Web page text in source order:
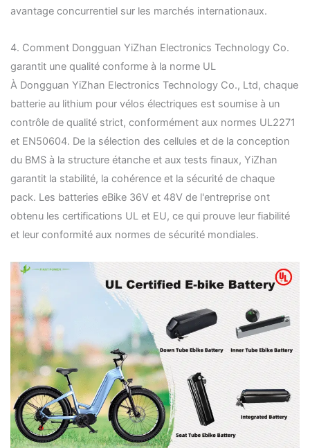
avantage concurrentiel sur les marchés internationaux.
4. Comment Dongguan YiZhan Electronics Technology Co.
garantit une qualité conforme à la norme UL
À Dongguan YiZhan Electronics Technology Co., Ltd, chaque
batterie au lithium pour vélos électriques est soumise à un
contrôle de qualité strict, conformément aux normes UL2271
et EN50604. De la sélection des cellules et de la conception
du BMS à la structure étanche et aux tests finaux, YiZhan
garantit la stabilité, la cohérence et la sécurité de chaque
pack. Les batteries eBike 36V et 48V de l'entreprise ont
obtenu les certifications UL et EU, ce qui prouve leur fiabilité
et leur conformité aux normes de sécurité mondiales.